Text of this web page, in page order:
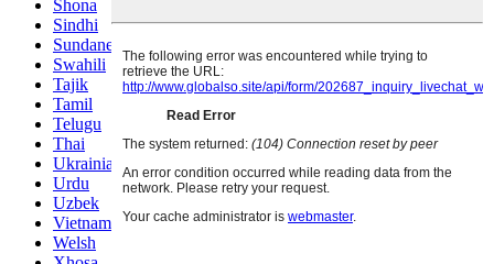
Shona
Sindhi
Sundanese
Swahili
Tajik
Tamil
Telugu
Thai
Ukrainian
Urdu
Uzbek
Vietnamese
Welsh